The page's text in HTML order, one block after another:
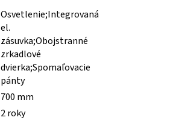
Osvetlenie;Integrovaná
el.
zásuvka;Obojstranné
zrkadlové
dvierka;Spomaľovacie
pánty
700 mm
2 roky